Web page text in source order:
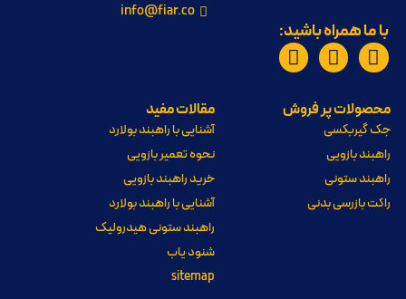
info@fiar.co
با ما همراه باشید:
محصولات پر فروش مقالات مفید
جک گیربکسی
راهبند بازویی
راهبند ستونی
راکت بازرسی بدنی
آشنایی با راهبند بولارد
نحوه تعمیر بازویی
خرید راهبند بازویی
آشنایی با راهبند بولارد
راهبند ستونی هیدرولیک
شنود یاب
sitemap